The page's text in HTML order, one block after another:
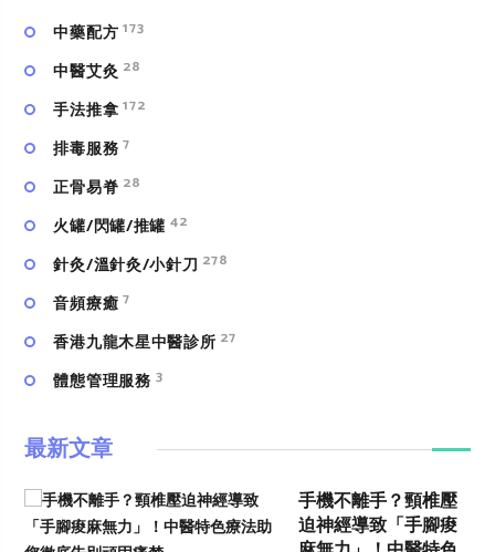
中藥配方 173
中醫艾灸 28
手法推拿 172
排毒服務 7
正骨易脊 28
火罐/閃罐/推罐 42
針灸/溫針灸/小針刀 278
⾳頻療癒 7
香港九龍木星中醫診所 27
體態管理服務 3
最新文章
手機不離手？頸椎壓
迫神經導致「手腳痠